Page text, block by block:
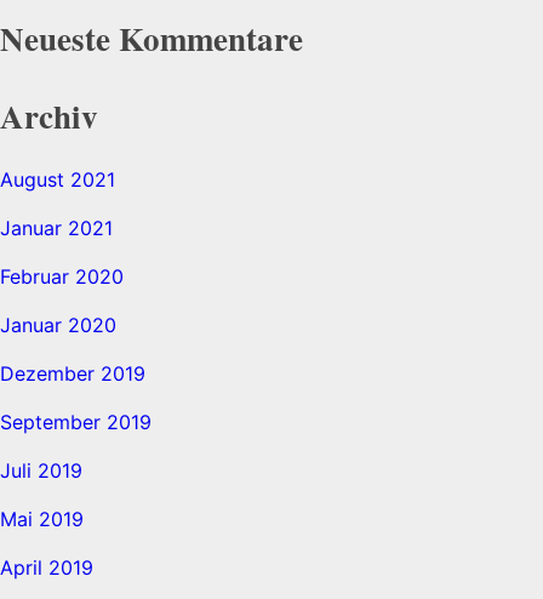
Neueste Kommentare
Archiv
August 2021
Januar 2021
Februar 2020
Januar 2020
Dezember 2019
September 2019
Juli 2019
Mai 2019
April 2019